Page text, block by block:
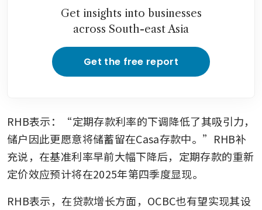
Get insights into businesses
across South-east Asia
Get the free report
RHB表示：“定期存款利率的下调降低了其吸引力，
储户因此更愿意将储蓄留在Casa存款中。”RHB补
充说，在基准利率早前大幅下降后，定期存款的重新
定价效应预计将在2025年第四季度显现。
RHB表示，在贷款增长方面，OCBC也有望实现其设